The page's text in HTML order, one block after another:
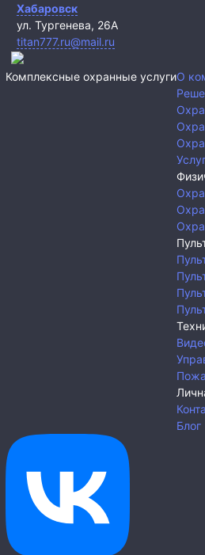
Хабаровск
ул. Тургенева, 26А
titan777.ru@mail.ru
Комплексные охранные услугиО
Блог